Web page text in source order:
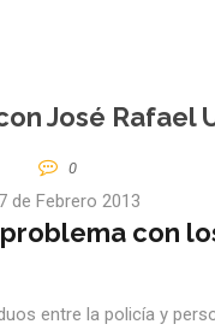
José Rafael
0
de Febrero 2013
con
entre la policía y